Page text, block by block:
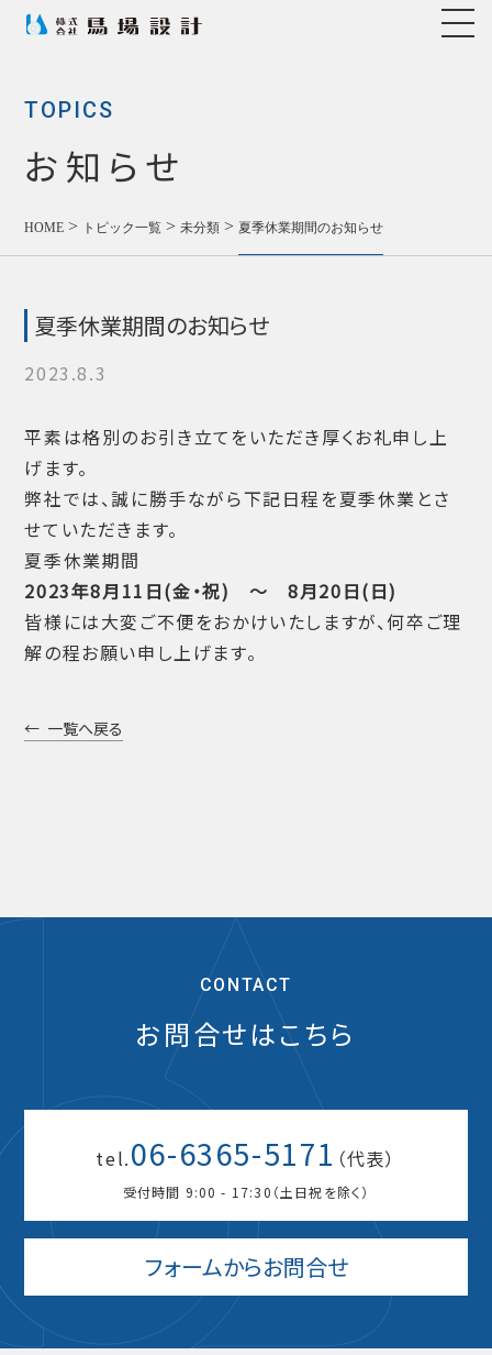
TOPICS
お知らせ
HOME > トピック一覧 >未分類 > 夏季休業期間のお知らせ
夏季休業期間のお知らせ
2023.8.3
平素は格別のお引き立てをいただき厚くお礼申し上
げます。
弊社では、誠に勝手ながら下記日程を夏季休業とさ
せていただきます。
夏季休業期間
2023年8月11日(金・祝) ～ 8月20日(日)
皆様には大変ご不便をおかけいたしますが、何卒ご理
解の程お願い申し上げます。
一覧へ戻る
CONTACT
お問合せはこちら
tel.06-6365-5171 （代表）
受付時間 9:00 - 17:30（土日祝を除く）
フォームからお問合せ